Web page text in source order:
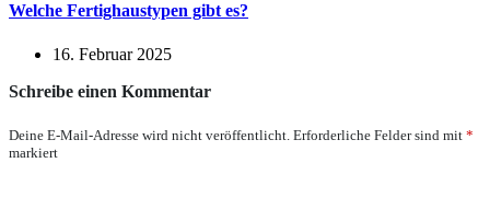
Welche Fertighaustypen gibt es?
16. Februar 2025
Schreibe einen Kommentar
Deine E-Mail-Adresse wird nicht veröffentlicht. Erforderliche Felder sind mit *
markiert